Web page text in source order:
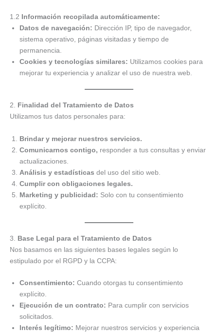
1.2 Información recopilada automáticamente:
Datos de navegación: Dirección IP, tipo de navegador,
sistema operativo, páginas visitadas y tiempo de
permanencia.
Cookies y tecnologías similares: Utilizamos cookies para
mejorar tu experiencia y analizar el uso de nuestra web.
2. Finalidad del Tratamiento de Datos
Utilizamos tus datos personales para:
Brindar y mejorar nuestros servicios.
Comunicarnos contigo, responder a tus consultas y enviar
actualizaciones.
Análisis y estadísticas del uso del sitio web.
Cumplir con obligaciones legales.
Marketing y publicidad: Solo con tu consentimiento
explícito.
3. Base Legal para el Tratamiento de Datos
Nos basamos en las siguientes bases legales según lo
estipulado por el RGPD y la CCPA:
Consentimiento: Cuando otorgas tu consentimiento
explícito.
Ejecución de un contrato: Para cumplir con servicios
solicitados.
Interés legítimo: Mejorar nuestros servicios y experiencia